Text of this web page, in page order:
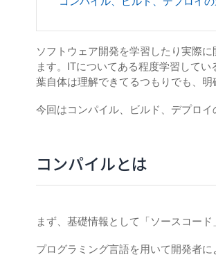
ソフトウェア開発を学習したり実際
ます。ITについてある程度学習して
葉自体は理解できてるつもりでも、
今回はコンパイル、ビルド、デプロ
コンパイルとは
まず、基礎情報として「ソースコー
プログラミング言語を用いて開発者